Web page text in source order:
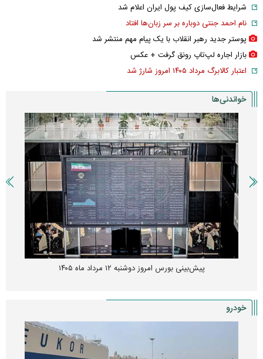
شرایط فعال‌سازی کیف پول ایران اعلام شد
نام احمد جنتی دوباره بر سر زبان‌ها افتاد
پوستر جدید رهبر انقلاب با یک پیام مهم منتشر شد
بازار اجاره لپ‌تاپ رونق گرفت + عکس
اعتبار کالابرگ مرداد ۱۴۰۵ امروز شارژ شد
خواندنی‌ها
پیش‌بینی بورس امروز دوشنبه ۱۲ مرداد ماه ۱۴۰۵
خودرو